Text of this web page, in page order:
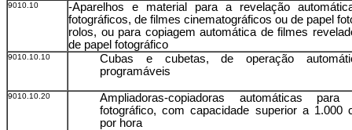
9010.10
-Aparelhos e material para a revelação
fotográficos, de filmes cinematográficos ou de papel
rolos, ou para copiagem automática de filmes
de papel fotográfico
9010.10.10
Cubas e cubetas, de operação
programáveis
9010.10.20
Ampliadoras-copiadoras automáticas para
fotográfico, com capacidade superior a 1.000
por hora